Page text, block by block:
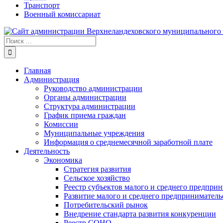
Транспорт
Военный комиссариат
Результат
поиска:
Главная
Администрация
Руководство администрации
Органы администрации
Структура администрации
График приема граждан
Комиссии
Муниципальные учреждения
Информация о среднемесячной заработной плате
Деятельность
Экономика
Стратегия развития
Сельское хозяйство
Реестр субъектов малого и среднего
Развитие малого и среднего
Потребительский рынок
Внедрение стандарта развития конкуренции